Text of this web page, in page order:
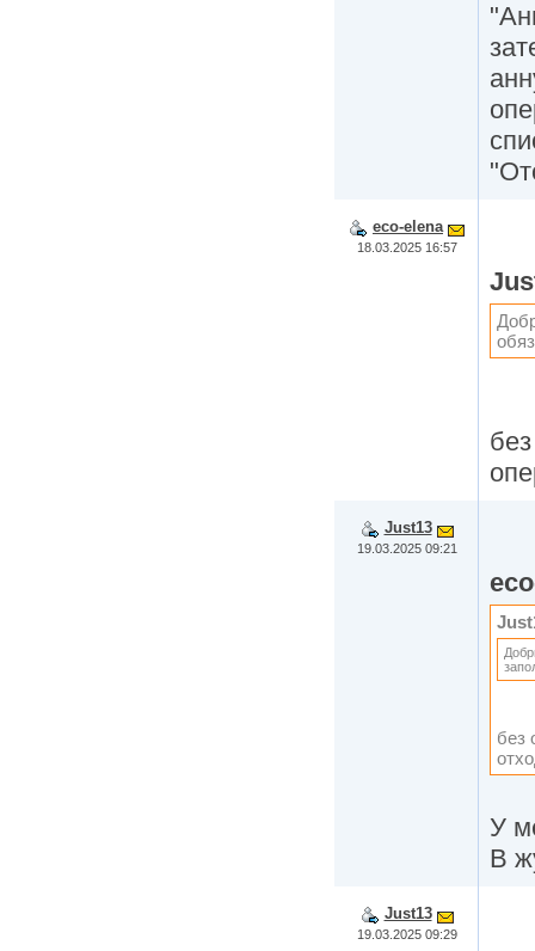
eco-elena
18.03.2025 16:57
Just13
19.03.2025 09:21
без
У
В
Just13
19.03.2025 09:29